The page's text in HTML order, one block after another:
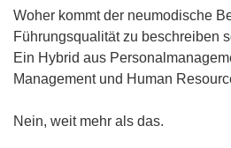
Retention Management
Strategic Workforce
Woher kommt der neumodische
Führungsqualität zu beschreiben
Ein Hybrid aus
Management und Human
Nein, weit mehr als das.